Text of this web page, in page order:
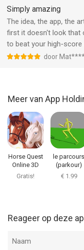
Simply amazing
The idea, the app, the
first it doesn't look that
to beat your high-score
door
Meer van App
Horse Quest
Online 3D
Simulator - My
Gratis!
le parcours
(parkour)
€ 1.99
Reageer op deze